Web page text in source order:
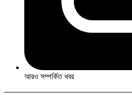
আরও সম্পর্কিত খবর